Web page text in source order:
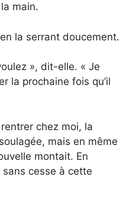
main.
la serrant doucement.
», dit-elle. « Je
la prochaine fois qu’il
chez moi, la
mais en même
montait. En
cesse à cette